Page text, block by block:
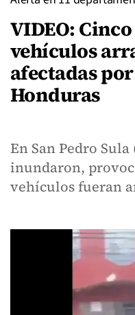
VIDEO:
vehículos
afectadas
Honduras
En San Pedro
inundaron,
vehículos fueran